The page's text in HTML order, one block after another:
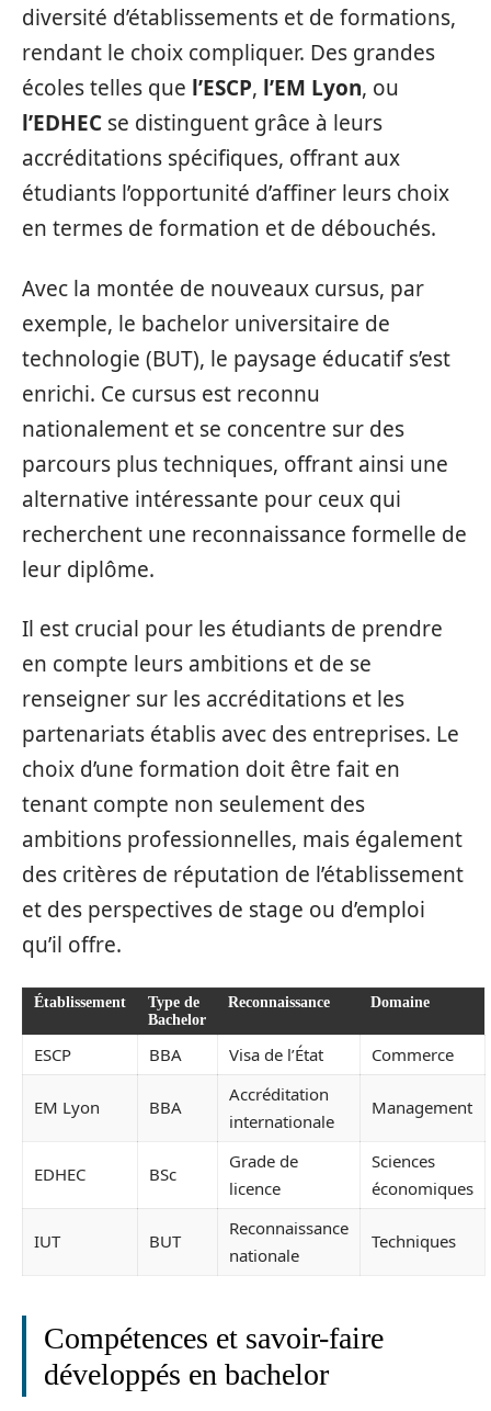
diversité d’établissements et de formations,
rendant le choix compliquer. Des grandes
écoles telles que l’ESCP, l’EM Lyon, ou
l’EDHEC se distinguent grâce à leurs
accréditations spécifiques, offrant aux
étudiants l’opportunité d’affiner leurs choix
en termes de formation et de débouchés.
Avec la montée de nouveaux cursus, par
exemple, le bachelor universitaire de
technologie (BUT), le paysage éducatif s’est
enrichi. Ce cursus est reconnu
nationalement et se concentre sur des
parcours plus techniques, offrant ainsi une
alternative intéressante pour ceux qui
recherchent une reconnaissance formelle de
leur diplôme.
Il est crucial pour les étudiants de prendre
en compte leurs ambitions et de se
renseigner sur les accréditations et les
partenariats établis avec des entreprises. Le
choix d’une formation doit être fait en
tenant compte non seulement des
ambitions professionnelles, mais également
des critères de réputation de l’établissement
et des perspectives de stage ou d’emploi
qu’il offre.
Établissement
Type de
Bachelor
Reconnaissance Domaine
ESCP BBA Visa de l’État Commerce
EM Lyon BBA
Accréditation
internationale
Management
EDHEC BSc
Grade de
licence
Sciences
économiques
IUT BUT
Reconnaissance
nationale
Techniques
Compétences et savoir-faire
développés en bachelor